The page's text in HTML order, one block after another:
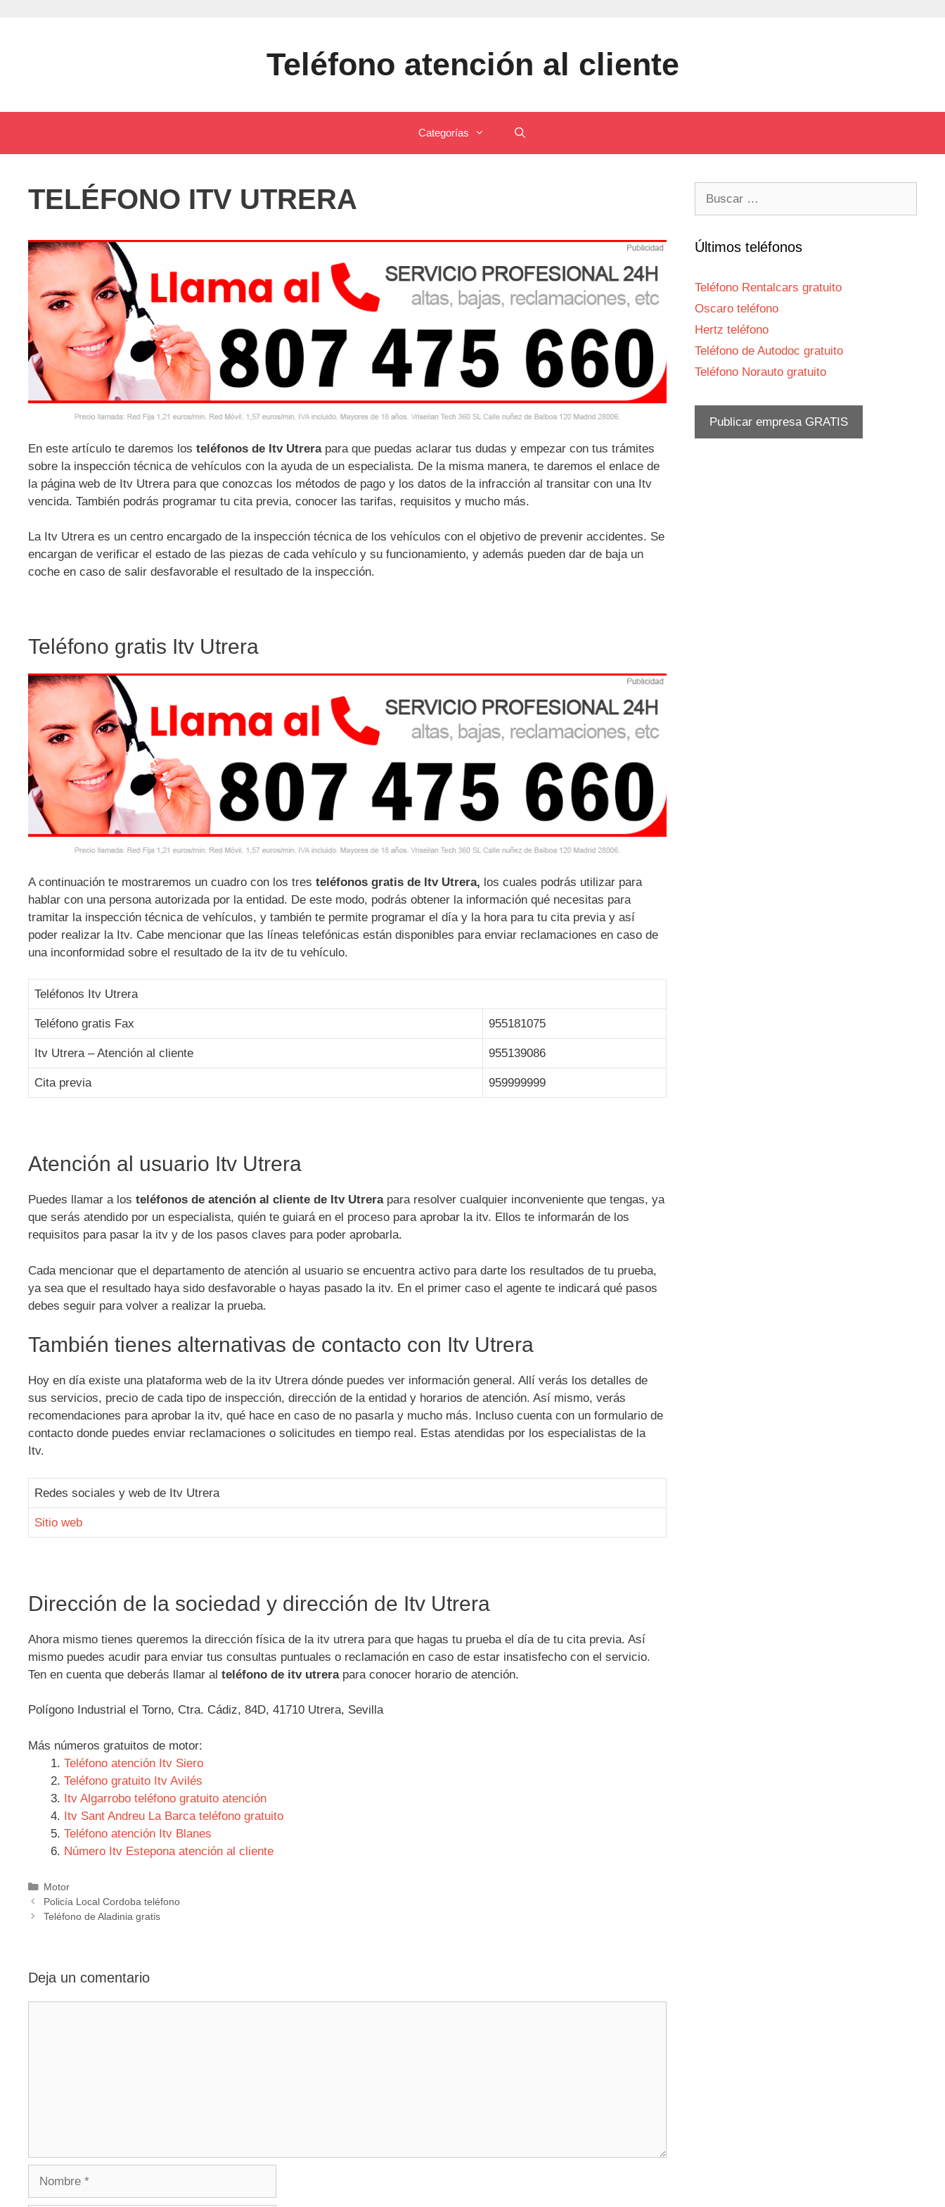
Teléfono atención al cliente
Categorías
TELÉFONO ITV UTRERA
En este artículo te daremos los teléfonos de Itv Utrerapara que puedas aclarar tus dudas y empezar con tus trámites
sobre la inspección técnica de vehículos con la ayuda de un especialista. De la misma manera, te daremos el enlace de
la página web de Itv Utrera para que conozcas los métodos de pago y los datos de la infracción al transitar con una Itv
vencida. También podrás programar tu cita previa, conocer las tarifas, requisitos y mucho más.
La Itv Utrera es un centro encargado de la inspección técnica de los vehículos con el objetivo de prevenir accidentes. Se
encargan de verificar el estado de las piezas de cada vehículo y su funcionamiento, y además pueden dar de baja un
coche en caso de salir desfavorable el resultado de la inspección.
Teléfono gratis Itv Utrera
A continuación te mostraremos un cuadro con los tres teléfonos gratis de Itv Utrera, los cuales podrás utilizar para
hablar con una persona autorizada por la entidad. De este modo, podrás obtener la información qué necesitas para
tramitar la inspección técnica de vehículos, y también te permite programar el día y la hora para tu cita previa y así
poder realizar la Itv. Cabe mencionar que las líneas telefónicas están disponibles para enviar reclamaciones en caso de
una inconformidad sobre el resultado de la itv de tu vehículo.
Teléfonos Itv Utrera
Teléfono gratis Fax 955181075
Itv Utrera – Atención al cliente 955139086
Cita previa 959999999
Atención al usuario Itv Utrera
Puedes llamar a los teléfonos de atención al cliente de Itv Utrerapara resolver cualquier inconveniente que tengas, ya
que serás atendido por un especialista, quién te guiará en el proceso para aprobar la itv. Ellos te informarán de los
requisitos para pasar la itv y de los pasos claves para poder aprobarla.
Cada mencionar que el departamento de atención al usuario se encuentra activo para darte los resultados de tu prueba,
ya sea que el resultado haya sido desfavorable o hayas pasado la itv. En el primer caso el agente te indicará qué pasos
debes seguir para volver a realizar la prueba.
También tienes alternativas de contacto con Itv Utrera
Hoy en día existe una plataforma web de la itv Utrera dónde puedes ver información general. Allí verás los detalles de
sus servicios, precio de cada tipo de inspección, dirección de la entidad y horarios de atención. Así mismo, verás
recomendaciones para aprobar la itv, qué hace en caso de no pasarla y mucho más. Incluso cuenta con un formulario de
contacto donde puedes enviar reclamaciones o solicitudes en tiempo real. Estas atendidas por los especialistas de la
Itv.
Redes sociales y web de Itv Utrera
Sitio web
Dirección de la sociedad y dirección de Itv Utrera
Ahora mismo tienes queremos la dirección física de la itv utrera para que hagas tu prueba el día de tu cita previa. Así
mismo puedes acudir para enviar tus consultas puntuales o reclamación en caso de estar insatisfecho con el servicio.
Ten en cuenta que deberás llamar al teléfono de itv utrerapara conocer horario de atención.
Polígono Industrial el Torno, Ctra. Cádiz, 84D, 41710 Utrera, Sevilla
Más números gratuitos de motor:
Teléfono atención Itv Siero
Teléfono gratuito Itv Avilés
Itv Algarrobo teléfono gratuito atención
Itv Sant Andreu La Barca teléfono gratuito
Teléfono atención Itv Blanes
Número Itv Estepona atención al cliente
Categorías
Motor
Navegación
de
Policía Local Cordoba teléfono
Teléfono de Aladinia gratis
Deja un comentario
Últimos teléfonos
Teléfono Rentalcars gratuito
Oscaro teléfono
Hertz teléfono
Teléfono de Autodoc gratuito
Teléfono Norauto gratuito
Publicar empresa GRATIS